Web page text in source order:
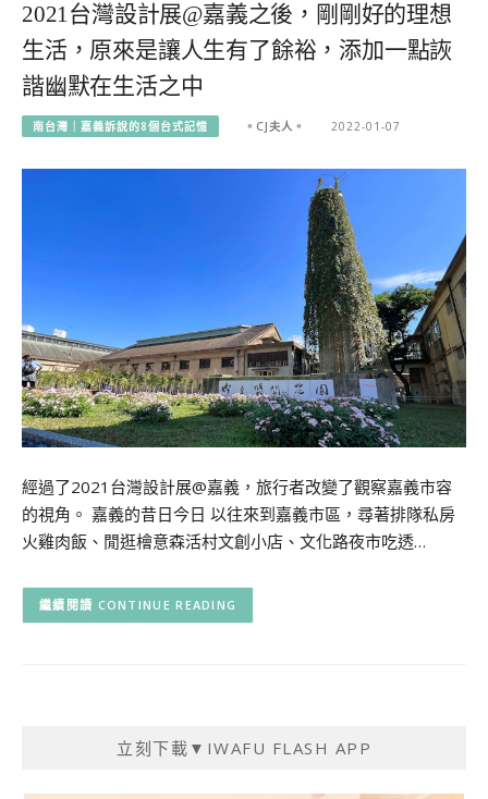
2021台灣設計展@嘉義之後，剛剛好的理想
生活，原來是讓人生有了餘裕，添加一點詼
諧幽默在生活之中
南台灣｜嘉義訴說的8個台式記憶 。CJ夫人。 2022-01-07
經過了2021台灣設計展@嘉義，旅行者改變了觀察嘉義市容
的視角。 嘉義的昔日今日 以往來到嘉義市區，尋著排隊私房
火雞肉飯、閒逛檜意森活村文創小店、文化路夜市吃透…
CONTINUE READING
立刻下載▼IWAFU FLASH APP